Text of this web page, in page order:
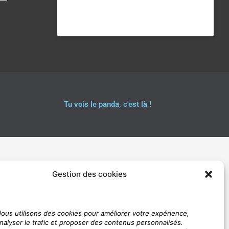
Gestion des cookies
utilisons des cookies pour améliorer votre expérience,
le trafic et proposer des contenus personnalisés.
Tu vois le panda, c'est là !